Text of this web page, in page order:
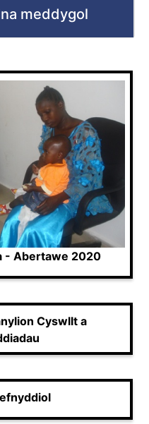
meddygol
- Abertawe 2020
Cyswllt a